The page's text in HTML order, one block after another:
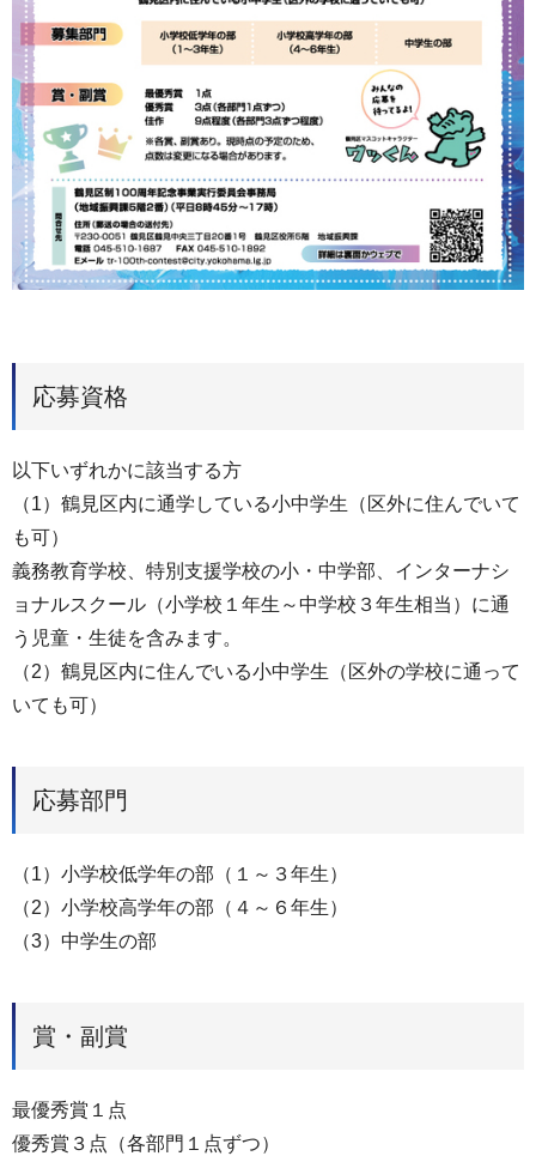
応募資格
以下いずれかに該当する方
（1）鶴見区内に通学している小中学生（区外に住んでいて
も可）
義務教育学校、特別支援学校の小・中学部、インターナシ
ョナルスクール（小学校１年生～中学校３年生相当）に通
う児童・生徒を含みます。
（2）鶴見区内に住んでいる小中学生（区外の学校に通って
いても可）
応募部門
（1）小学校低学年の部（１～３年生）
（2）小学校高学年の部（４～６年生）
（3）中学生の部
賞・副賞
最優秀賞１点
優秀賞３点（各部門１点ずつ）